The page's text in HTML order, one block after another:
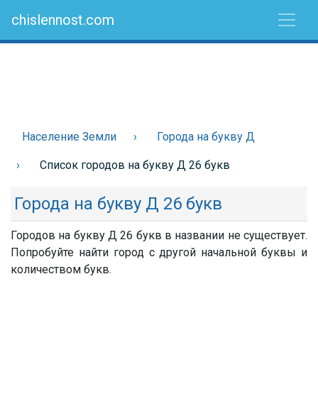
chislennost.com
Население Земли Города на букву Д
Список городов на букву Д 26 букв
Города на букву Д 26 букв
Городов на букву Д 26 букв в названии не существует.
Попробуйте найти город с другой начальной буквы и
количеством букв.